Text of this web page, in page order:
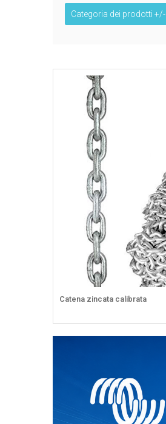
Categoria dei prodotti +/-
Catena zincata calibrata